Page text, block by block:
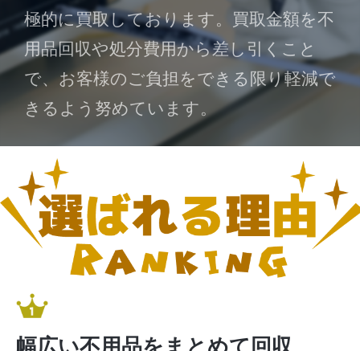
極的に買取しております。買取金額を不
用品回収や処分費用から差し引くこと
で、お客様のご負担をできる限り軽減で
きるよう努めています。
幅広い不用品をまとめて回収